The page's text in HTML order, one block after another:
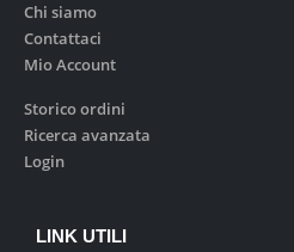
Chi siamo
Contattaci
Mio Account
Storico ordini
Ricerca avanzata
Login
LINK UTILI